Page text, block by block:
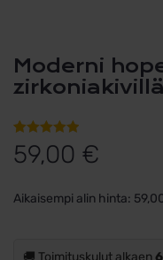
Moderni hopeinen rippiristi
zirkoniakivillä
Arvio
5.00
5:stä
1
asiakkaan
59,00 €
Aikaisempi alin hinta:
🚚 Toimituskulut alkaen